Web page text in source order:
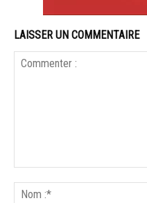
LAISSER UN COMMENTAIRE